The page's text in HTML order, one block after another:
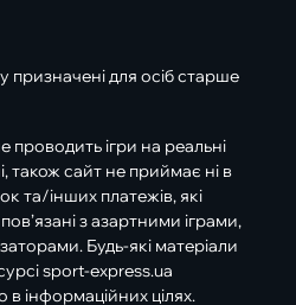
призначені для осіб старше
ігри на реальні
також сайт не приймає ні в
та/інших платежів, які
з азартними іграми,
Будь-які матеріали
sport-express.ua
інформаційних цілях.